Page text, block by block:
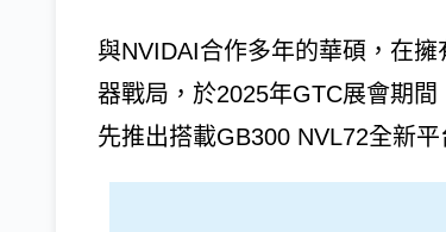
與NVIDAI合作多年的華碩，在
器戰局，於2025年GTC展會期
先推出搭載GB300 NVL72全新